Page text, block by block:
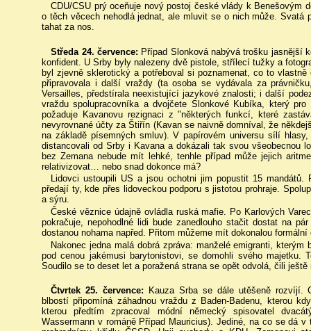
CDU/CSU prý oceňuje nový postoj české vlády k Benešovým
o těch věcech nehodlá jednat, ale mluvit se o nich může. Svatá
tahat za nos.
Středa 24. července: Případ Slonková nabývá trošku jasnější
konfident. U Srby byly nalezeny dvě pistole, střílecí tužky a
byl zjevně sklerotický a potřeboval si poznamenat, co to
připravovala i další vraždy (ta osoba se vydávala za
Versailles, předstírala neexistující jazykové znalosti; i další
vraždu spolupracovníka a dvojčete Slonkové Kubíka, který
požaduje Kavanovu rezignaci z "některých funkcí, které
nevyrovnané účty za Štiřín (Kavan se naivně domníval, že
na základě písemných smluv). V papírovém universu sílí
distancovali od Srby i Kavana a dokázali tak svou všeobecnou
bez Zemana nebude mít lehké, tenhle případ může jejich
relativizovat… nebo snad dokonce má?
Lidovci ustoupili US a jsou ochotni jim popustit 15
předají ty, kde přes lidoveckou podporu s jistotou prohraje.
a sýru.
České věznice údajně ovládla ruská mafie. Po Karlových
pokračuje, nepohodlné lidi bude zanedlouho stačit dostat na
dostanou nohama napřed. Přitom můžeme mít dokonalou formální
Nakonec jedna malá dobrá zpráva: manželé emigranti,
pod cenou jakémusi barytonistovi, se domohli svého majetku.
Soudilo se to deset let a poražená strana se opět odvolá, čili
Čtvrtek 25. července:
Kauza Srba se dále utěšeně rozvíjí.
blbostí připomíná záhadnou vraždu z Baden-Badenu, kterou
kterou předtím zpracoval módní německý spisovatel
Wassermann v románě Případ Mauricius). Jediné, na co se dá